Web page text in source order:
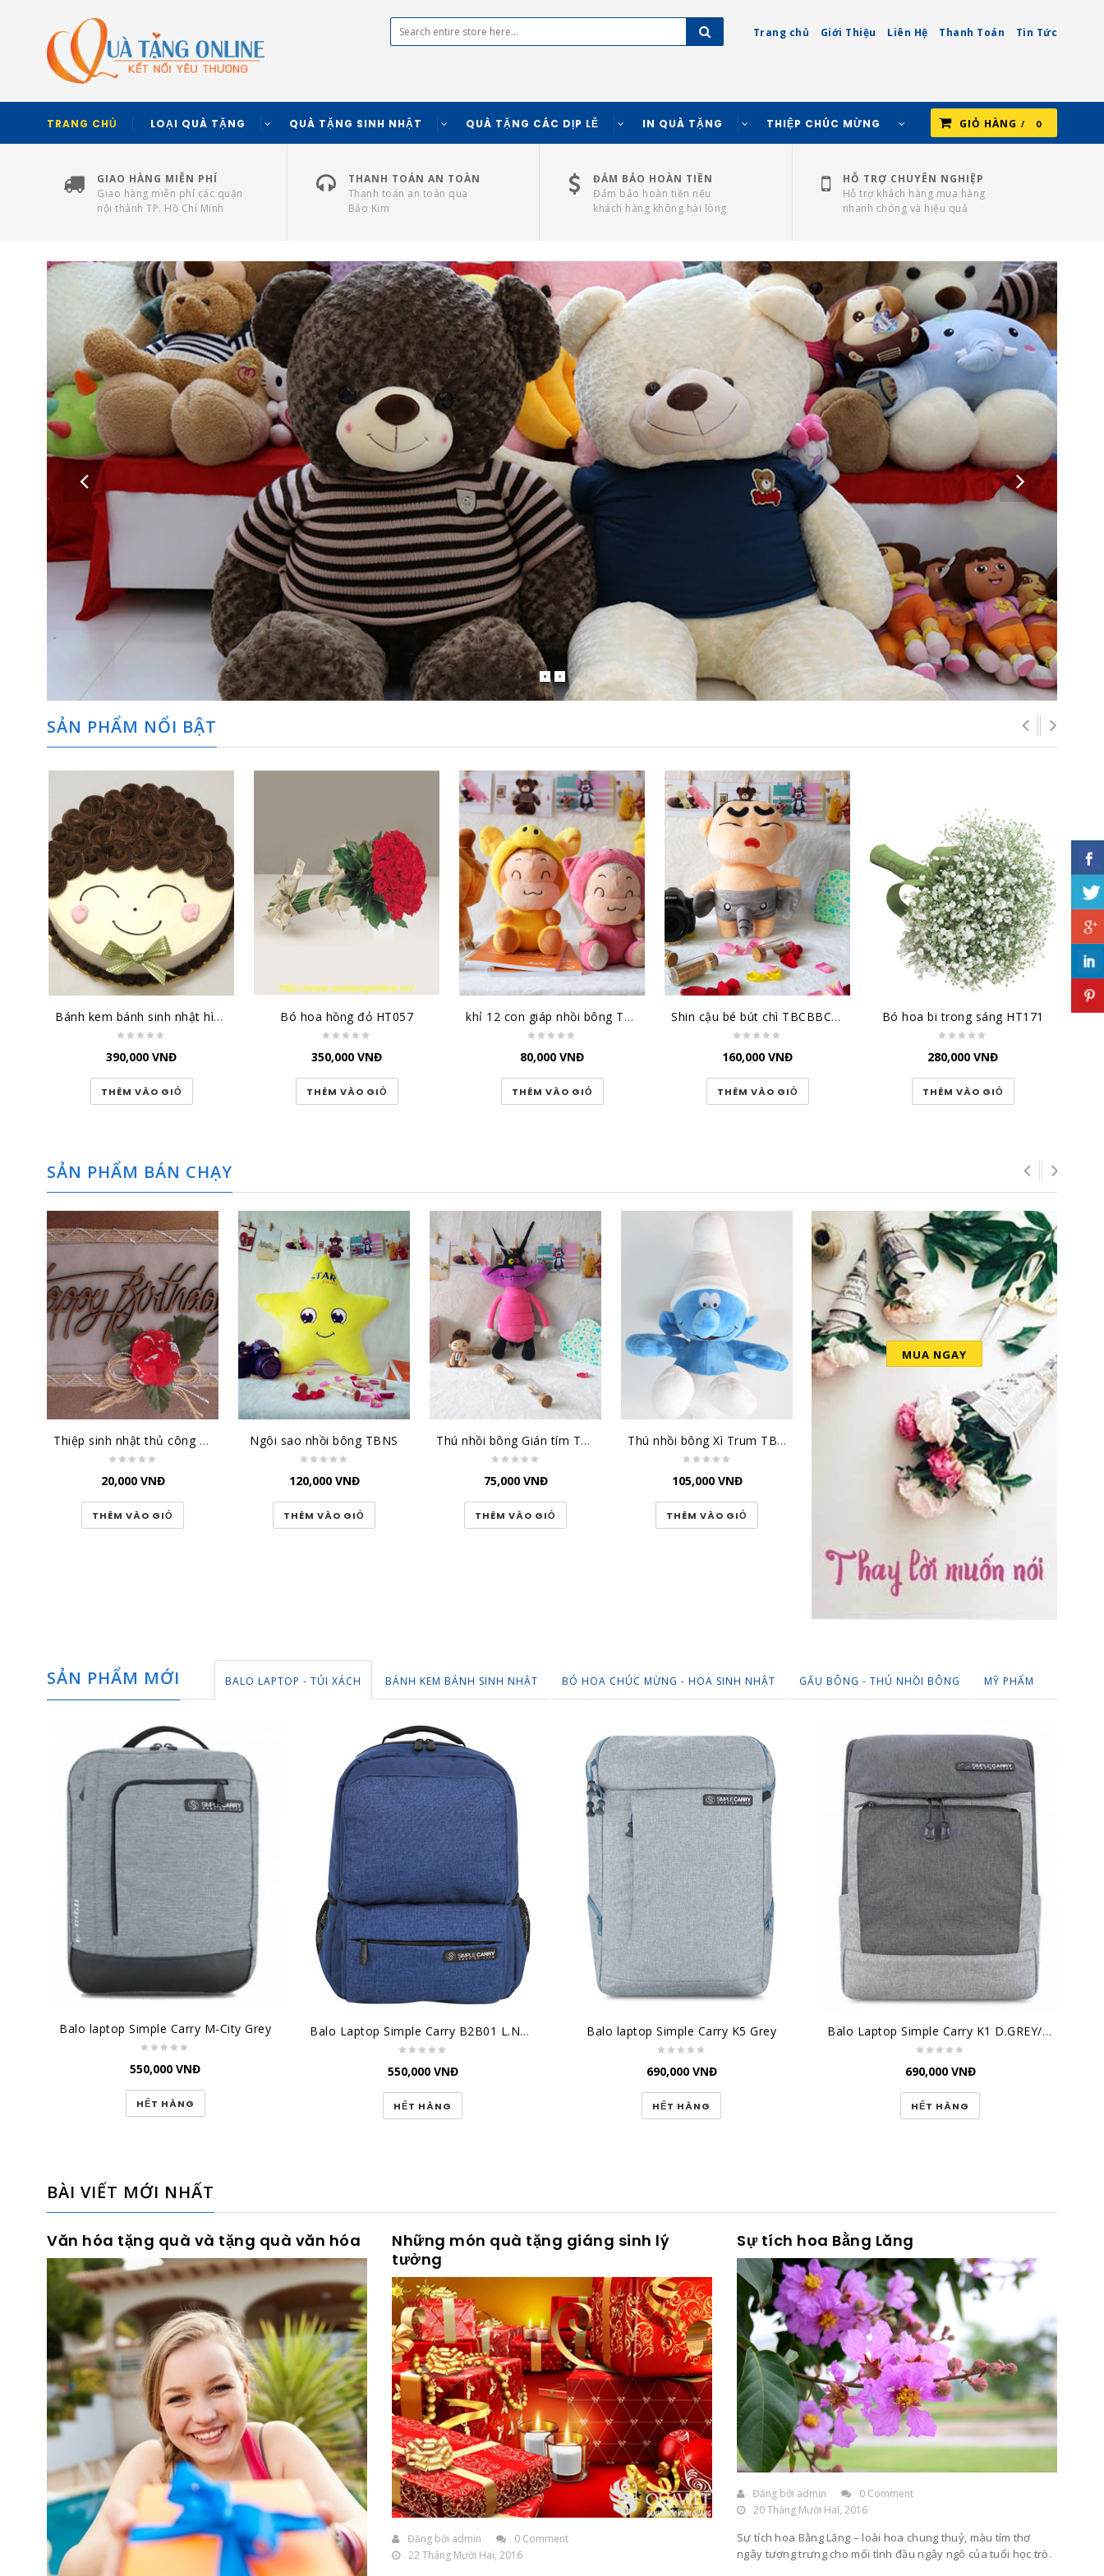
Trang chủ Giới Thiệu Liên Hệ Thanh Toán Tin Tức
TRANG CHỦ LOẠI QUÀ TẶNG QUÀ TẶNG SINH NHẬT QUÀ TẶNG CÁC DỊP LỄ IN QUÀ TẶNG THIỆP CHÚC MỪNG GIỎ HÀNG 0
GIAO HÀNG MIỄN PHÍ
Giao hàng miễn phí các quận
nội thành TP. Hồ Chí Minh
THANH TOÁN AN TOÀN
Thanh toán an toàn qua
Bảo Kim
ĐẢM BẢO HOÀN TIỀN
Đảm bảo hoàn tiền nếu
khách hàng không hài lòng
HỖ TRỢ CHUYÊN NGHIỆP
Hỗ trợ khách hàng mua hàng
nhanh chóng và hiệu quả
SẢN PHẨM NỔI BẬT
Bánh kem bánh sinh nhật hình cậu bé BK033
390,000 VNĐ
THÊM VÀO GIỎ
Bó hoa hồng đỏ HT057
350,000 VNĐ
THÊM VÀO GIỎ
khỉ 12 con giáp nhồi bông TBK12CG
80,000 VNĐ
THÊM VÀO GIỎ
Shin cậu bé bút chì TBCBBC3 cỡ lớn
160,000 VNĐ
THÊM VÀO GIỎ
Bó hoa bi trong sáng HT171
280,000 VNĐ
THÊM VÀO GIỎ
MUA NGAY
SẢN PHẨM BÁN CHẠY
Thiệp sinh nhật thủ công đại lớn SN-DL-1501
20,000 VNĐ
THÊM VÀO GIỎ
Ngôi sao nhồi bông TBNS
120,000 VNĐ
THÊM VÀO GIỎ
Thú nhồi bông Gián tím TBGT1
75,000 VNĐ
THÊM VÀO GIỎ
Thú nhồi bông Xì Trum TBXT2
105,000 VNĐ
THÊM VÀO GIỎ
Robo Trái Cây DC002
255,000VNĐ
THÊM VÀO GIỎ
SẢN PHẨM MỚI BALO LAPTOP - TÚI XÁCH BÁNH KEM BÁNH SINH NHẬT BÓ HOA CHÚC MỪNG - HOA SINH NHẬT GẤU BÔNG - THÚ NHỒI BÔNG MỸ PHẨM
Balo laptop Simple Carry M-City Grey
550,000 VNĐ
HẾT HÀNG
Balo Laptop Simple Carry B2B01 L.NAVY
550,000 VNĐ
HẾT HÀNG
Balo laptop Simple Carry K5 Grey
690,000 VNĐ
HẾT HÀNG
Balo Laptop Simple Carry K1 D.GREY/GREY
690,000 VNĐ
HẾT HÀNG
BÀI VIẾT MỚI NHẤT
Văn hóa tặng quà và tặng quà văn hóa
Những món quà tặng giáng sinh lý
tưởng
Đăng bởi admin
0 Comment
22 Tháng Mười Hai, 2016
Sự tích hoa Bằng Lăng
Đăng bởi admin
0 Comment
20 Tháng Mười Hai, 2016
Sự tích hoa Bằng Lăng – loài hoa chung thuỷ, màu tím thơ
ngây tượng trưng cho mối tình đầu ngây ngô của tuổi học trò.